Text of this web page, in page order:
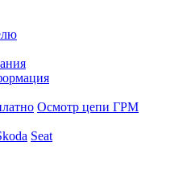
Осмотр цепи ГРМ
Seat